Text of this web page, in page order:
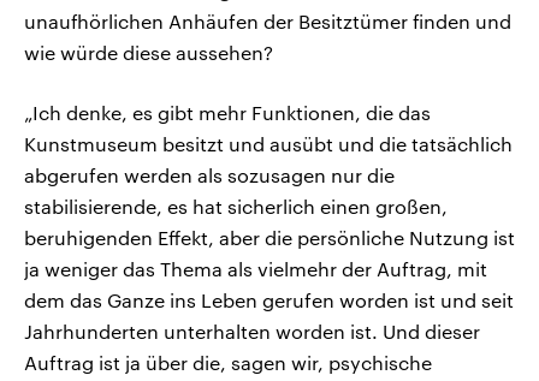
unaufhörlichen Anhäufen der Besitztümer finden und
wie würde diese aussehen?
„Ich denke, es gibt mehr Funktionen, die das
Kunstmuseum besitzt und ausübt und die tatsächlich
abgerufen werden als sozusagen nur die
stabilisierende, es hat sicherlich einen großen,
beruhigenden Effekt, aber die persönliche Nutzung ist
ja weniger das Thema als vielmehr der Auftrag, mit
dem das Ganze ins Leben gerufen worden ist und seit
Jahrhunderten unterhalten worden ist. Und dieser
Auftrag ist ja über die, sagen wir, psychische